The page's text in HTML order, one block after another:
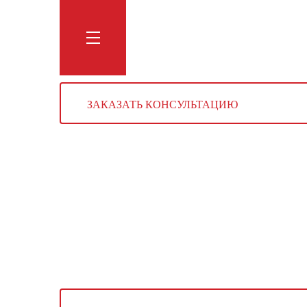
ЗАКАЗАТЬ КОНСУЛЬТАЦИЮ